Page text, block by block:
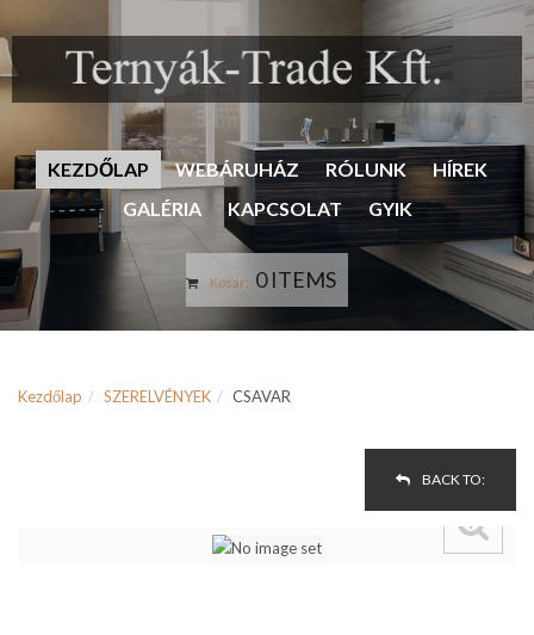
KEZDŐLAP WEBÁRUHÁZ RÓLUNK
HÍREK
GALÉRIA
KAPCSOLAT GYIK
Kosár: 0 ITEMS
Kezdőlap SZERELVÉNYEK CSAVAR
BACK TO: